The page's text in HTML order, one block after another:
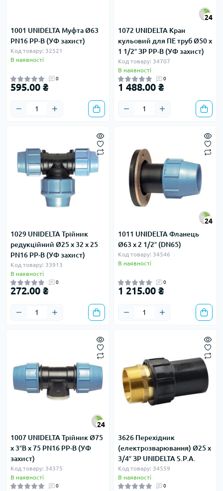
1001 UNIDELTA Муфта Ø63
PN16 PP-B (УФ захист)
Код товару: 32521
В наявності
0
595.00 ₴
24
1072 UNIDELTA Кран
кульовий для ПЕ труб Ø50 x
1 1/2″ ЗР PP-B (УФ захист)
Код товару: 34707
В наявності
0
1 488.00 ₴
1029 UNIDELTA Трійник
редукційний Ø25 х 32 х 25
PN16 PP-B (УФ захист)
Код товару: 33913
В наявності
0
272.00 ₴
24
1011 UNIDELTA Фланець
Ø63 х 2 1/2″ (DN65)
Код товару: 34546
В наявності
0
1 215.00 ₴
24
1007 UNIDELTA Трійник Ø75
х 3″В х 75 PN16 PP-B (УФ
захист)
Код товару: 34375
В наявності
0
3626 Перехідник
(електрозварювання) Ø25 x
3/4″ ЗР UNIDELTA S.P.A.
Код товару: 34559
В наявності
0